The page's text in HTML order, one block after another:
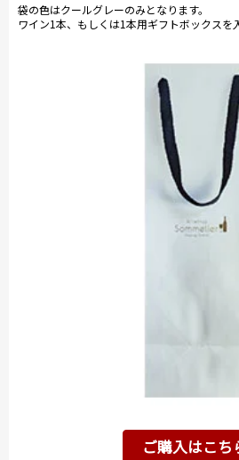
袋の色はクールグレーのみとなります。
ワイン1本、もしくは1本用ギフトボックスを
ご購入はこち